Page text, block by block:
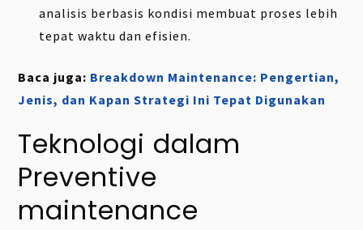
analisis berbasis kondisi membuat proses lebih
tepat waktu dan efisien.
Baca juga: Breakdown Maintenance: Pengertian,
Jenis, dan Kapan Strategi Ini Tepat Digunakan
Teknologi dalam
Preventive
maintenance